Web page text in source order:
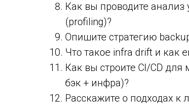
Как вы проводите анализ
(profiling)?
Опишите стратегию
Что такое infra drift и как
Как вы строите CI/CD
бэк + инфра)?
Расскажите о подходах к